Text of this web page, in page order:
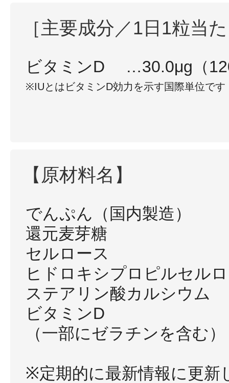
［主要成分／1日1粒当
ビタミンD …30.0μg（
※IUとはビタミンD効力を示す国際単位です
【原材料名】
でんぷん（国内製造）
還元麦芽糖
セルロース
ヒドロキシプロピルセル
ステアリン酸カルシウム
ビタミンD
（一部にゼラチンを含む）
※定期的に最新情報に更新